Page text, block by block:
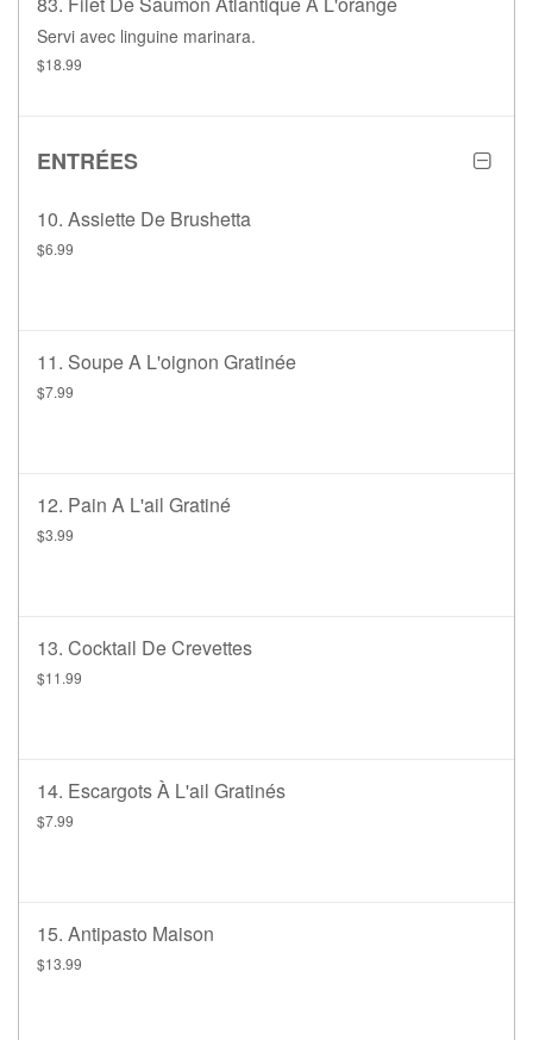
Servi avec linguine marinara.
$18.99
ENTRÉES
10. Assiette De Brushetta
$6.99
11. Soupe A L'oignon Gratinée
$7.99
12. Pain A L'ail Gratiné
$3.99
13. Cocktail De Crevettes
$11.99
14. Escargots À L'ail Gratinés
$7.99
15. Antipasto Maison
$13.99